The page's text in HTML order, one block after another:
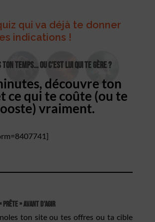
qui va déjà te donner
indications !
ton temps... ou c'est lui qui te gère ?
découvre ton
ce qui te coûte (ou te
vraiment.
» avant d’agir
ton site ou tes offres ou ta cible